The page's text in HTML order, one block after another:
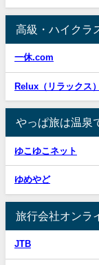
高級・ハイクラ
一休.com
Relux（リラックス）
やっぱ旅は温泉
ゆこゆこネット
ゆめやど
旅行会社オンラ
JTB